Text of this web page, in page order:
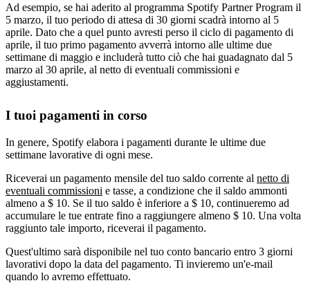
Ad esempio, se hai aderito al programma Spotify Partner Program il
5 marzo, il tuo periodo di attesa di 30 giorni scadrà intorno al 5
aprile. Dato che a quel punto avresti perso il ciclo di pagamento di
aprile, il tuo primo pagamento avverrà intorno alle ultime due
settimane di maggio e includerà tutto ciò che hai guadagnato dal 5
marzo al 30 aprile, al netto di eventuali commissioni e
aggiustamenti.
I tuoi pagamenti in corso
In genere, Spotify elabora i pagamenti durante le ultime due
settimane lavorative di ogni mese.
Riceverai un pagamento mensile del tuo saldo corrente al netto di
eventuali commissioni e tasse, a condizione che il saldo ammonti
almeno a $ 10. Se il tuo saldo è inferiore a $ 10, continueremo ad
accumulare le tue entrate fino a raggiungere almeno $ 10. Una volta
raggiunto tale importo, riceverai il pagamento.
Quest'ultimo sarà disponibile nel tuo conto bancario entro 3 giorni
lavorativi dopo la data del pagamento. Ti invieremo un'e-mail
quando lo avremo effettuato.